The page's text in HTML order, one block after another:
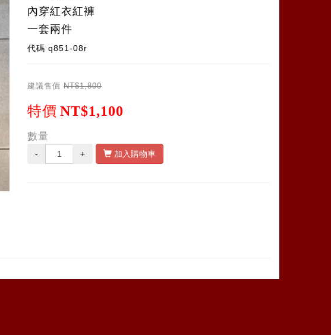
內穿紅衣紅褲
一套兩件
代碼q851-08r
建議售價 NT$1,800
特價 NT$1,100
數量
- + 加入購物車